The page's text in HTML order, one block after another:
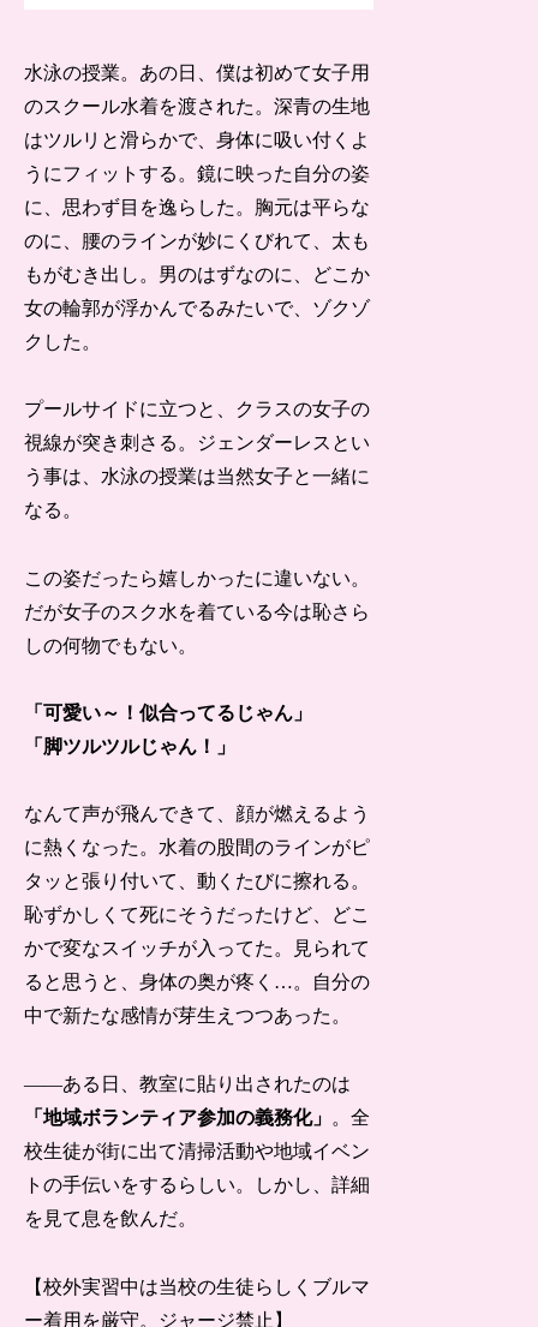
水泳の授業。あの日、僕は初めて女子用
のスクール水着を渡された。深青の生地
はツルリと滑らかで、身体に吸い付くよ
うにフィットする。鏡に映った自分の姿
に、思わず目を逸らした。胸元は平らな
のに、腰のラインが妙にくびれて、太も
もがむき出し。男のはずなのに、どこか
女の輪郭が浮かんでるみたいで、ゾクゾ
クした。
プールサイドに立つと、クラスの女子の
視線が突き刺さる。ジェンダーレスとい
う事は、水泳の授業は当然女子と一緒に
なる。
この姿だったら嬉しかったに違いない。
だが女子のスク水を着ている今は恥さら
しの何物でもない。
「可愛い～！似合ってるじゃん」
「脚ツルツルじゃん！」
なんて声が飛んできて、顔が燃えるよう
に熱くなった。水着の股間のラインがピ
タッと張り付いて、動くたびに擦れる。
恥ずかしくて死にそうだったけど、どこ
かで変なスイッチが入ってた。見られて
ると思うと、身体の奥が疼く…。自分の
中で新たな感情が芽生えつつあった。
――ある日、教室に貼り出されたのは
「地域ボランティア参加の義務化」 。全
校生徒が街に出て清掃活動や地域イベン
トの手伝いをするらしい。しかし、詳細
を見て息を飲んだ。
【校外実習中は当校の生徒らしくブルマ
ー着用を厳守。ジャージ禁止】